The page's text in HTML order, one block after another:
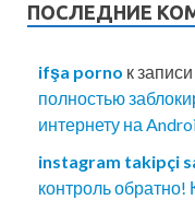
ПОСЛЕДНИЕ
ifşa porno к записи
полностью
интернету на
instagram takipçi
контроль обратно!